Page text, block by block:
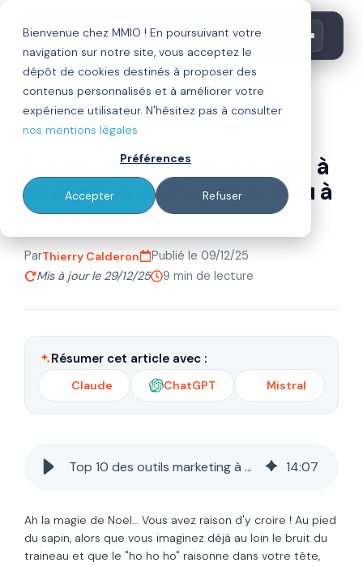
Bienvenue chez MMIO ! En poursuivant votre
navigation sur notre site, vous acceptez le
dépôt de cookies destinés à proposer des
contenus personnalisés et à améliorer votre
expérience utilisateur. N'hésitez pas à consulter
nos mentions légales
Préférences
Accepter Refuser
inbound marketing
intelligence artificielle
Top 10 des outils marketing à
demander au Papa Noël (ou à
votre boss)
ParThierry Calderon
Publié le 09/12/25
Mis à jour le 29/12/25
9 min de lecture
Résumer cet article avec :
Claude ChatGPT Mistral
Top 10 des outils marketing à demander au Papa Noël (ou à votre boss) 14:07
Ah la magie de Noël… Vous avez raison d'y croire ! Au pied
du sapin, alors que vous imaginez déjà au loin le bruit du
traineau et que le "ho ho ho" raisonne dans votre tête,